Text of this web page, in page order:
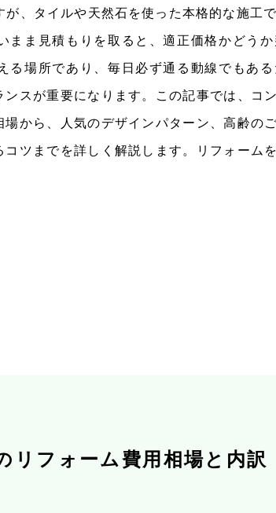
、タイルや天然石を使った本格的な施工
まま見積もりを取ると、適正価格かどう
る場所であり、毎日必ず通る動線でもあ
スが重要になります。この記事では、コ
から、人気のデザインパターン、高齢の
ツまでを詳しく解説します。リフォーム
リフォーム費用相場と内訳